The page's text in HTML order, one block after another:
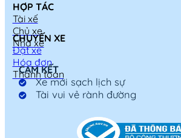
HỢP TÁC
Tài xế
Chủ xe
Nhà xe
CHUYẾN XE
Đặt xe
Hóa đơn
Thanh toán
CAM KẾT
Xe mới sạch lịch sự
Tài vui vẻ rành đường